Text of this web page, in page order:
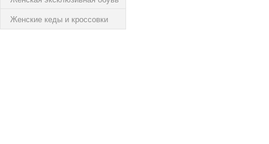
Женские кеды и кроссовки